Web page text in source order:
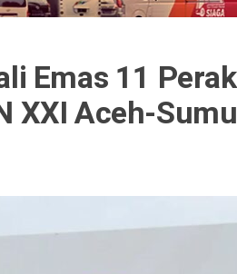
Emas 11
XXI Aceh-